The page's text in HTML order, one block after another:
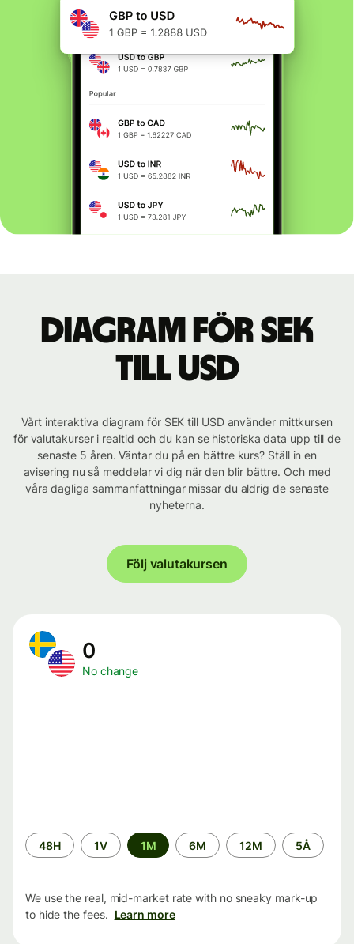
Diagram för SEK
till USD
Vårt interaktiva diagram för SEK till USD använder mittkursen
för valutakurser i realtid och du kan se historiska data upp till de
senaste 5 åren. Väntar du på en bättre kurs? Ställ in en
avisering nu så meddelar vi dig när den blir bättre. Och med
våra dagliga sammanfattningar missar du aldrig de senaste
nyheterna.
Följ valutakursen
0
No change
Time
period
48H 1V 1M 6M 12M 5Å
We use the real, mid-market rate with no sneaky mark-up
to hide the fees. Learn more